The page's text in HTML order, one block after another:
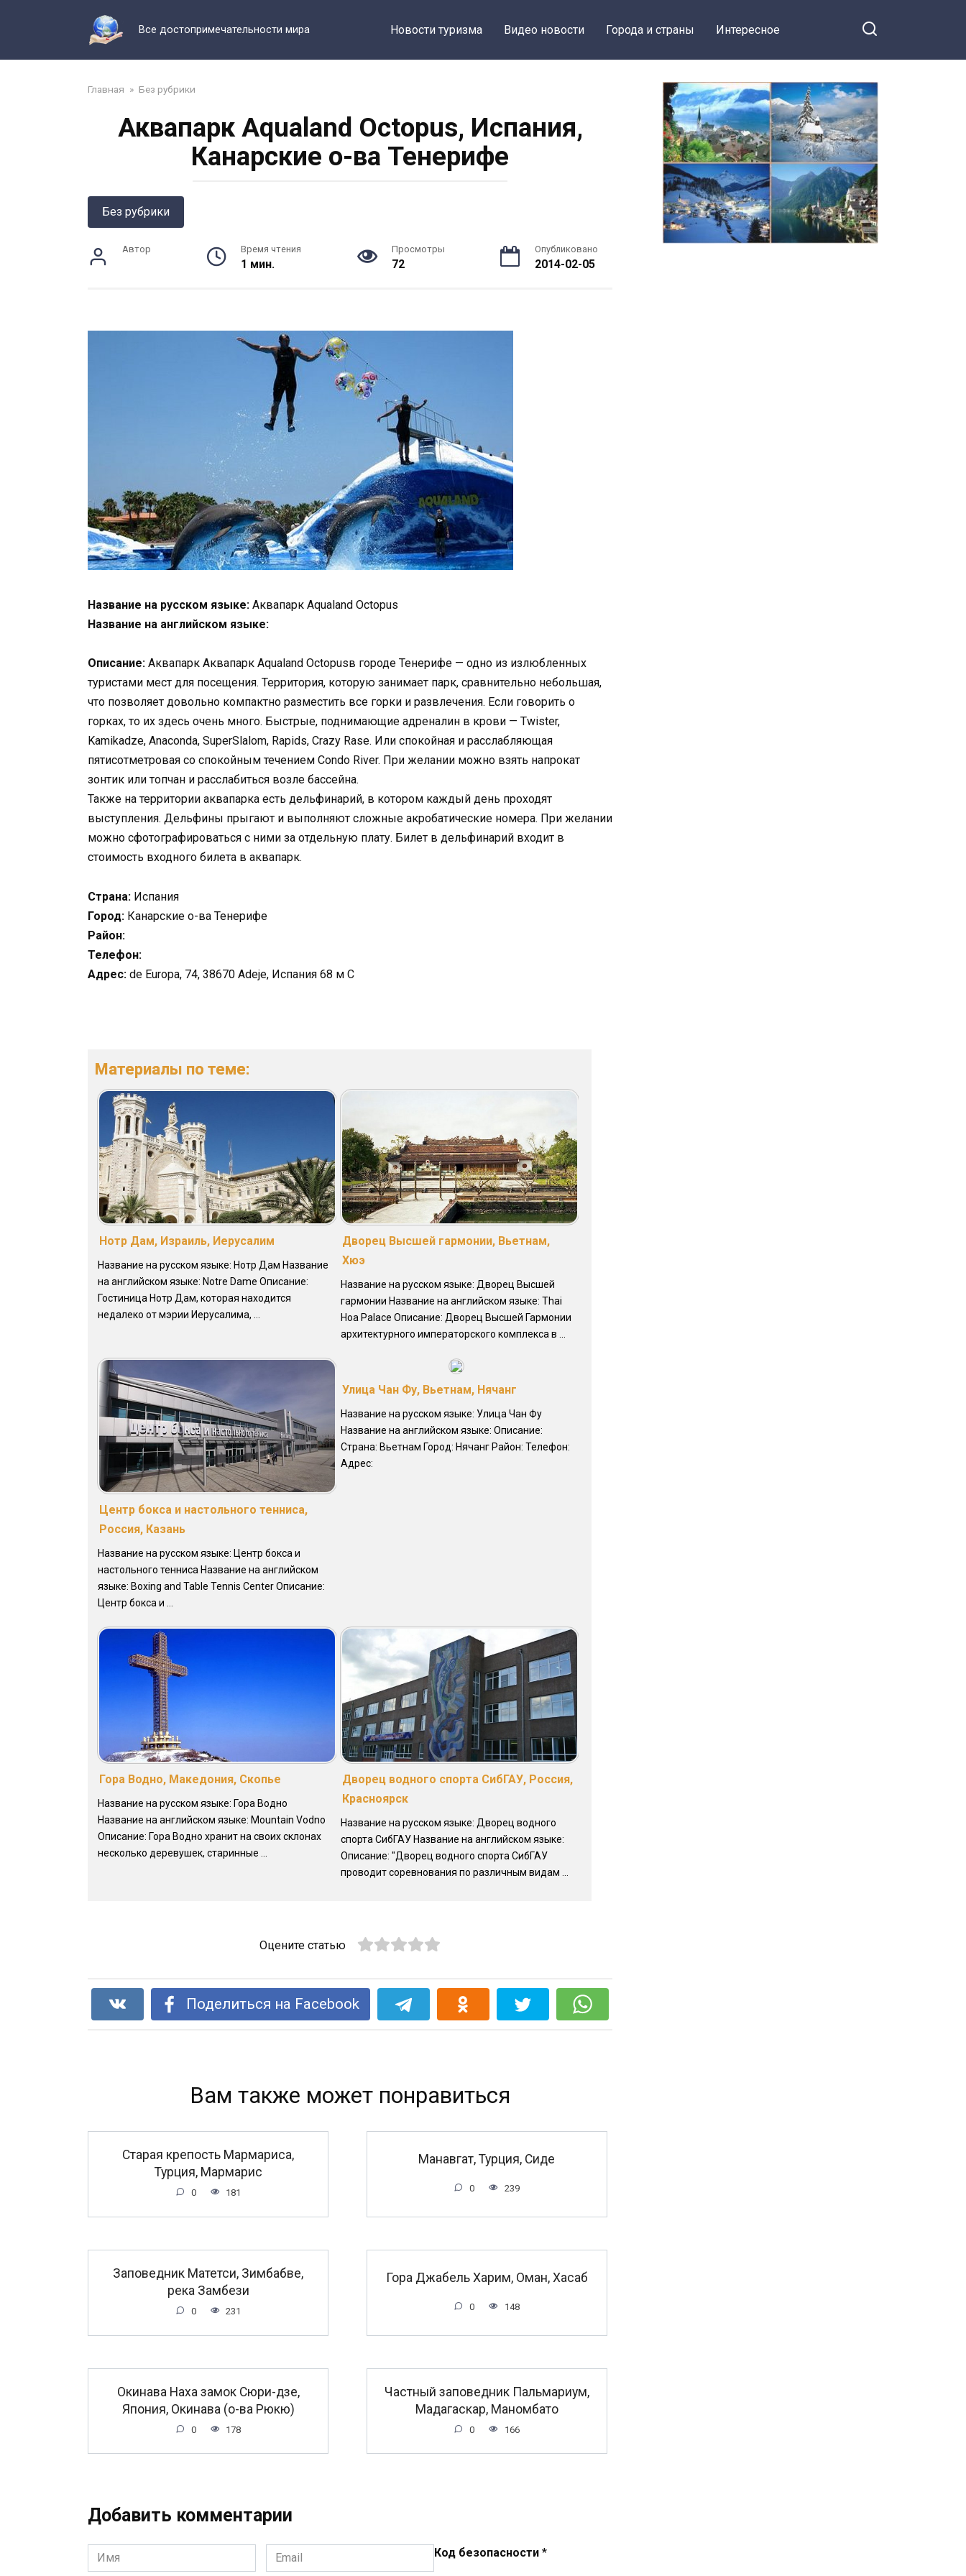
Все достопримечательности мира Новости туризма Видео новости Города и страны Интересное
Главная » Без рубрики
Аквапарк Aqualand Octopus, Испания,
Канарские о-ва Тенерифе
Без рубрики
Автор Время чтения
1 мин.
Просмотры
72
Опубликовано
2014-02-05
Название на русском языке: Аквапарк Aqualand Octopus
Название на английском языке:
Описание: Аквапарк Аквапарк Aqualand Octopusв городе Тенерифе — одно из излюбленных
туристами мест для посещения. Территория, которую занимает парк, сравнительно небольшая,
что позволяет довольно компактно разместить все горки и развлечения. Если говорить о
горках, то их здесь очень много. Быстрые, поднимающие адреналин в крови — Twister,
Kamikadze, Anaconda, SuperSlalom, Rapids, Crazy Rase. Или спокойная и расслабляющая
пятисотметровая со спокойным течением Condo River. При желании можно взять напрокат
зонтик или топчан и расслабиться возле бассейна.
Также на территории аквапарка есть дельфинарий, в котором каждый день проходят
выступления. Дельфины прыгают и выполняют сложные акробатические номера. При желании
можно сфотографироваться с ними за отдельную плату. Билет в дельфинарий входит в
стоимость входного билета в аквапарк.
Страна: Испания
Город: Канарские о-ва Тенерифе
Район:
Телефон:
Адрес: de Europa, 74, 38670 Adeje, Испания 68 м С
Материалы по теме:
Нотр Дам, Израиль, Иерусалим
Название на русском языке: Нотр Дам Название
на английском языке: Notre Dame Описание:
Гостиница Нотр Дам, которая находится
недалеко от мэрии Иерусалима, ...
Дворец Высшей гармонии, Вьетнам,
Хюэ
Название на русском языке: Дворец Высшей
гармонии Название на английском языке: Thai
Hoa Palace Описание: Дворец Высшей Гармонии
архитектурного императорского комплекса в ...
Центр бокса и настольного тенниса,
Россия, Казань
Название на русском языке: Центр бокса и
настольного тенниса Название на английском
языке: Boxing and Table Tennis Center Описание:
Центр бокса и ...
Улица Чан Фу, Вьетнам, Нячанг
Название на русском языке: Улица Чан Фу
Название на английском языке: Описание:
Страна: Вьетнам Город: Нячанг Район: Телефон:
Адрес:
Гора Водно, Македония, Скопье
Название на русском языке: Гора Водно
Название на английском языке: Mountain Vodno
Описание: Гора Водно хранит на своих склонах
несколько деревушек, старинные ...
Дворец водного спорта СибГАУ, Россия,
Красноярск
Название на русском языке: Дворец водного
спорта СибГАУ Название на английском языке:
Описание: "Дворец водного спорта СибГАУ
проводит соревнования по различным видам ...
Оцените статью
Поделиться на Facebook
Вам также может понравиться
Старая крепость Мармариса,
Турция, Мармарис
0 181
Манавгат, Турция, Сиде
0 239
Заповедник Матетси, Зимбабве,
река Замбези
0 231
Гора Джабель Харим, Оман, Хасаб
0 148
Окинава Наха замок Сюри-дзе,
Япония, Окинава (о-ва Рюкю)
0 178
Частный заповедник Пальмариум,
Мадагаскар, Маномбато
0 166
Добавить комментарии
Имя
*
Email
*
Код безопасности *